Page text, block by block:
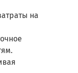
на